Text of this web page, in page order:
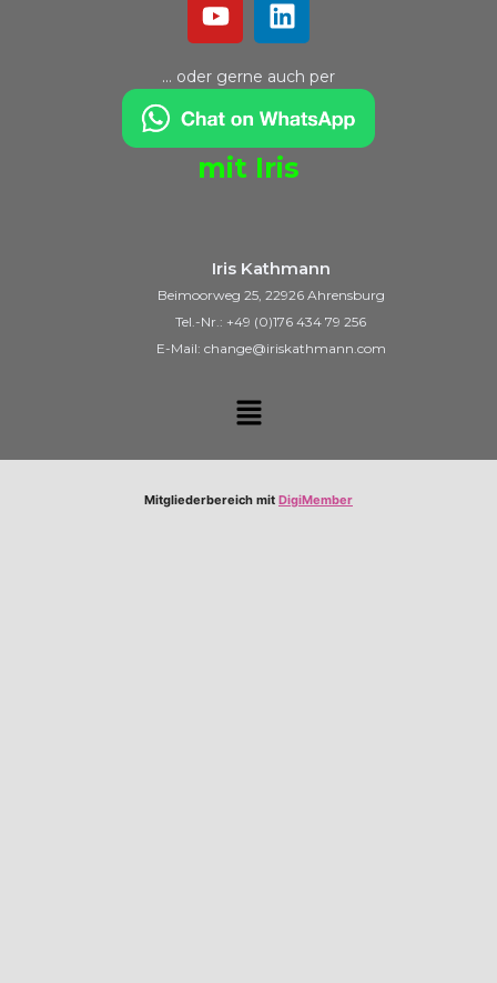
… oder gerne auch per
mit Iris
Iris Kathmann
Beimoorweg 25, 22926 Ahrensburg
Tel.-Nr.: +49 (0)176 434 79 256
E-Mail: change@iriskathmann.com
Mitgliederbereich mit DigiMember